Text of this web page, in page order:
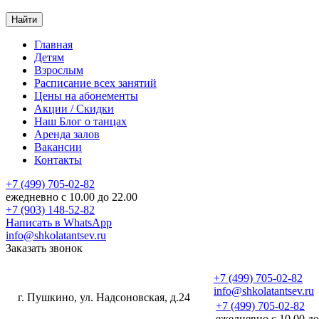
Найти
Главная
Детям
Взрослым
Расписание всех занятий
Цены на абонементы
Акции / Скидки
Наш Блог о танцах
Аренда залов
Вакансии
Контакты
+7 (499) 705-02-82
ежедневно с 10.00 до 22.00
+7 (903) 148-52-82
Написать в WhatsApp
info@shkolatantsev.ru
Заказать звонок
г. Пушкино, ул. Надсоновская, д.24
+7 (499) 705-02-82
info@shkolatantsev.ru
+7 (499) 705-02-82